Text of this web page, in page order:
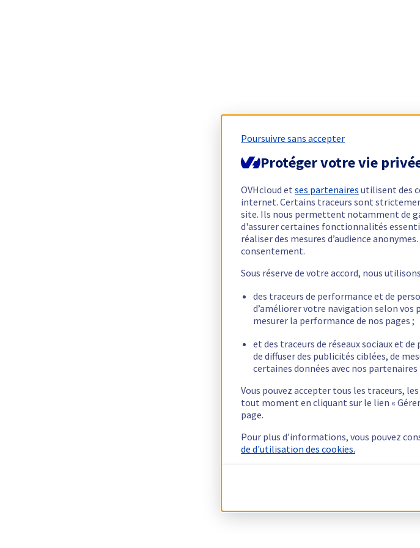
Poursuivre sans accepter
Protéger votre vie
OVHcloud et ses partenaires utilisent des
internet. Certains traceurs sont
site. Ils nous permettent notamment de
d'assurer certaines fonctionnalités
réaliser des mesures d’audience
consentement.
Sous réserve de votre accord, nous
des traceurs de performance et de
d’améliorer votre navigation selon vos
mesurer la performance de nos pages ;
et des traceurs de réseaux sociaux et
de diffuser des publicités ciblées, de
certaines données avec nos
Vous pouvez accepter tous les traceurs,
tout moment en cliquant sur le lien «
page.
Pour plus d’informations, vous pouvez
de d'utilisation des cookies.